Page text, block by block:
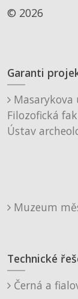
© 2026
Garanti
Filozofická
Ústav
Muzeum
Technické
Černá a